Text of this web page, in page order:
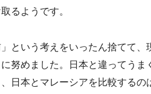
るようです。
という考えをいったん捨てて、
努めました。日本と違ってうま
日本とマレーシアを比較するの